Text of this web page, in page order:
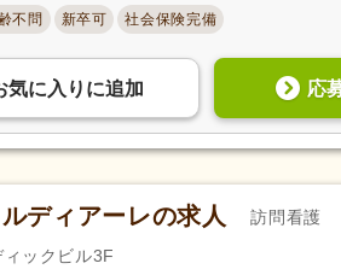
不問 新卒可 社会保険完備
気に入り に追加 応
ディアーレの求人 訪問看護
ックビル3F